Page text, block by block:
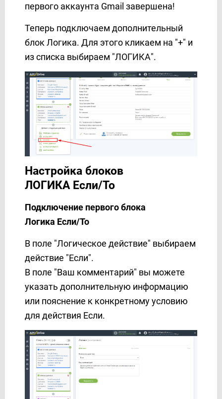
первого аккаунта Gmail завершена!
Теперь подключаем дополнительный
блок Логика. Для этого кликаем на "+" и
из списка выбираем "ЛОГИКА".
Настройка блоков
ЛОГИКА Если/То
Подключение первого блока
Логика Если/То
В поле "Логическое действие" выбираем
действие "Если".
В поле "Ваш комментарий" вы можете
указать дополнительную информацию
или пояснение к конкретному условию
для действия Если.